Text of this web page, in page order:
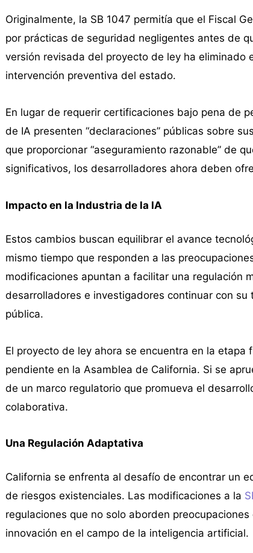
Originalmente, la SB 1047 permitía que el Fiscal
por prácticas de seguridad negligentes antes de
versión revisada del proyecto de ley ha
intervención preventiva del estado.
En lugar de requerir certificaciones bajo pena de
de IA presenten “declaraciones” públicas sobre
que proporcionar “aseguramiento razonable” de
significativos, los desarrolladores ahora deben
Impacto en la Industria de la IA
Estos cambios buscan equilibrar el avance
mismo tiempo que responden a las
modificaciones apuntan a facilitar una regulación
desarrolladores e investigadores continuar con
pública.
El proyecto de ley ahora se encuentra en la
pendiente en la Asamblea de California. Si se
de un marco regulatorio que promueva el
colaborativa.
Una Regulación Adaptativa
California se enfrenta al desafío de encontrar un
de riesgos existenciales. Las modificaciones a la
regulaciones que no solo aborden
innovación en el campo de la inteligencia artificial.